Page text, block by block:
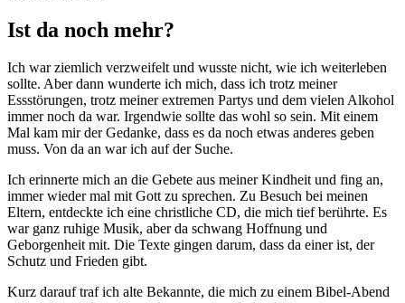
Ist da noch mehr?
Ich war ziemlich verzweifelt und wusste nicht, wie ich weiterleben
sollte. Aber dann wunderte ich mich, dass ich trotz meiner
Essstörungen, trotz meiner extremen Partys und dem vielen Alkohol
immer noch da war. Irgendwie sollte das wohl so sein. Mit einem
Mal kam mir der Gedanke, dass es da noch etwas anderes geben
muss. Von da an war ich auf der Suche.
Ich erinnerte mich an die Gebete aus meiner Kindheit und fing an,
immer wieder mal mit Gott zu sprechen. Zu Besuch bei meinen
Eltern, entdeckte ich eine christliche CD, die mich tief berührte. Es
war ganz ruhige Musik, aber da schwang Hoffnung und
Geborgenheit mit. Die Texte gingen darum, dass da einer ist, der
Schutz und Frieden gibt.
Kurz darauf traf ich alte Bekannte, die mich zu einem Bibel-Abend